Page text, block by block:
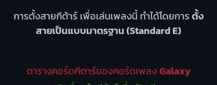
การตั้งสายกีต้าร์ เพื่อเล่นเพลงนี้ ทำได้โดยการตั้ง
สายเป็นแบบมาตรฐาน (Standard E)
ตารางคอร์ดกีตาร์ของคอร์ดเพลงGalaxy